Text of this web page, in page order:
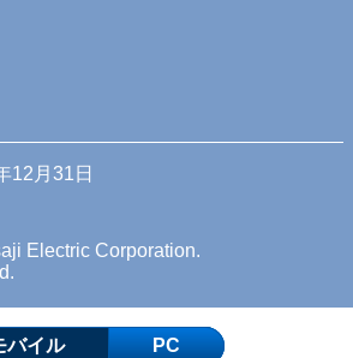
12月31日
Electric Corporation.
バイル PC